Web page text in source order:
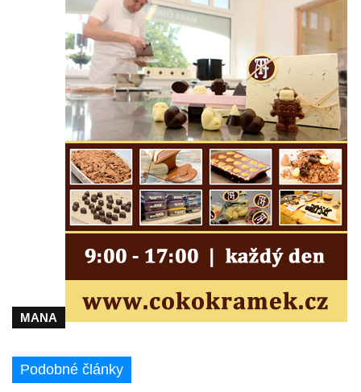
Mikulášovicích
Kříž Ließnerových naproti Mikovu v
Mikulášovicích
Kříž u Mikulášovického potoka poblíž
Mikovu v Mikulášovicích
Lissnerův kříž u domu čp. 39 v
Mikulášovicích
Hampelův kříž u bývalých kasáren v
Mikulášovicích
Marchnerův (Zelený) kříž naproti domu čp.
Schneiderův kříž před domem čp. 55 v
Kříž na Kostelní stezce v Mikulášovicích
Mikulášovicích
Boží muka na Kostelní stezce v
MANA
Podobné články